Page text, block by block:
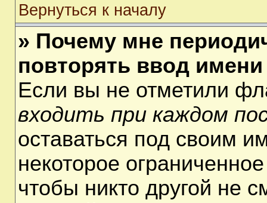
Вернуться к началу
» Почему мне
повторять ввод
Если вы не отметили
входить при каждом
оставаться под своим
некоторое
чтобы никто другой не